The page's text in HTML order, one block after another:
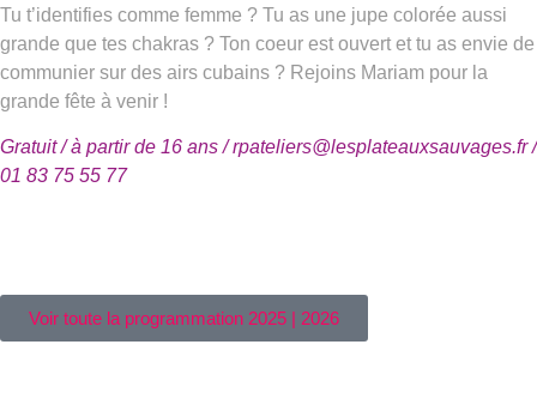
Tu t’identifies comme femme ? Tu as une jupe colorée aussi
grande que tes chakras ? Ton coeur est ouvert et tu as envie de
communier sur des airs cubains ? Rejoins Mariam pour la
grande fête à venir !
Gratuit / à partir de 16 ans / rpateliers@lesplateauxsauvages.fr /
01 83 75 55 77
Voir toute la programmation 2025 | 2026